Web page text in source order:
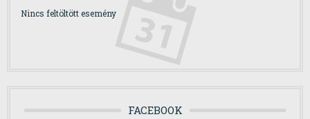
Nincs feltöltött esemény
FACEBOOK